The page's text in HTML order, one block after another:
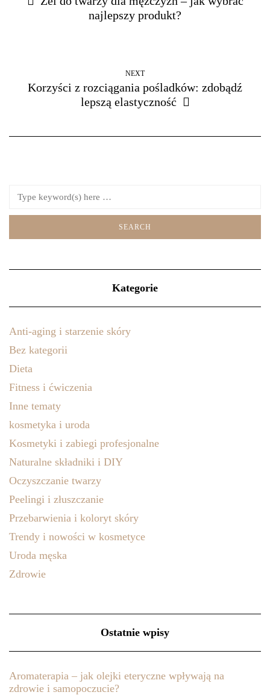
najlepszy produkt?
NEXT
Korzyści z rozciągania pośladków: zdobądź
lepszą elastyczność
Kategorie
Anti-aging i starzenie skóry
Bez kategorii
Dieta
Fitness i ćwiczenia
Inne tematy
kosmetyka i uroda
Kosmetyki i zabiegi profesjonalne
Naturalne składniki i DIY
Oczyszczanie twarzy
Peelingi i złuszczanie
Przebarwienia i koloryt skóry
Trendy i nowości w kosmetyce
Uroda męska
Zdrowie
Ostatnie wpisy
Aromaterapia – jak olejki eteryczne wpływają na
zdrowie i samopoczucie?